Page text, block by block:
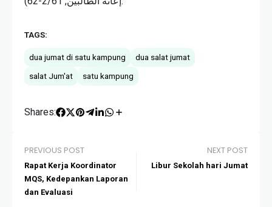
TAGS:
dua jumat di satu kampung
dua salat jumat
salat Jum'at
satu kampung
Shares:
PREVIOUS POST
Rapat Kerja Koordinator
MQS, Kedepankan Laporan
dan Evaluasi
NEXT POST
Libur Sekolah hari Jumat